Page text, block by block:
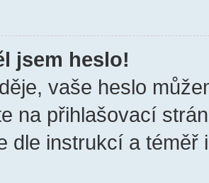
jsem heslo!
vaše heslo
na přihlašovací
dle instrukcí a téměř